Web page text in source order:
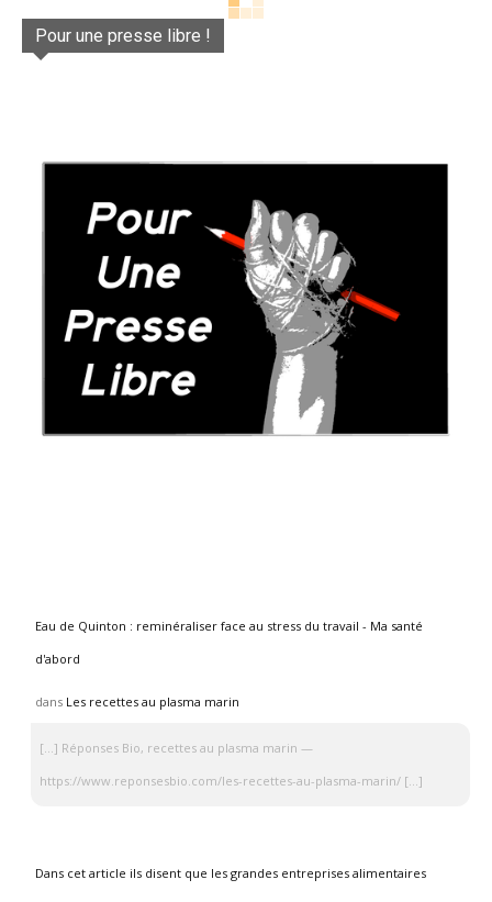
Pour une presse libre !
Eau de Quinton : reminéraliser face au stress du travail - Ma santé
d'abord
dans Les recettes au plasma marin
[…] Réponses Bio, recettes au plasma marin —
https://www.reponsesbio.com/les-recettes-au-plasma-marin/ […]
Dans cet article ils disent que les grandes entreprises alimentaires